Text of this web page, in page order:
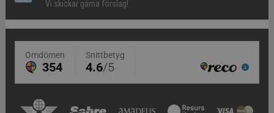
Vi skickar gärna förslag!